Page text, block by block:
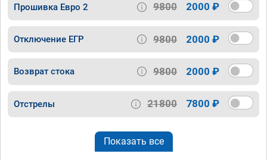
Прошивка Евро 2 9800 2000 ₽
Отключение ЕГР 9800 2000 ₽
Возврат стока 9800 2000 ₽
Отстрелы 21800 7800 ₽
Показать все